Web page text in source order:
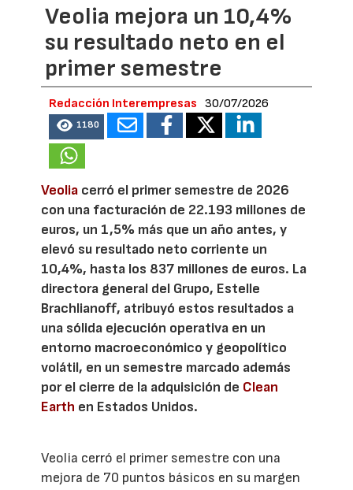
Veolia mejora un 10,4%
su resultado neto en el
primer semestre
Redacción Interempresas 30/07/2026
1180
Veolia cerró el primer semestre de 2026
con una facturación de 22.193 millones de
euros, un 1,5% más que un año antes, y
elevó su resultado neto corriente un
10,4%, hasta los 837 millones de euros. La
directora general del Grupo, Estelle
Brachlianoff, atribuyó estos resultados a
una sólida ejecución operativa en un
entorno macroeconómico y geopolítico
volátil, en un semestre marcado además
por el cierre de la adquisición de Clean
Earth en Estados Unidos.
Veolia cerró el primer semestre con una
mejora de 70 puntos básicos en su margen